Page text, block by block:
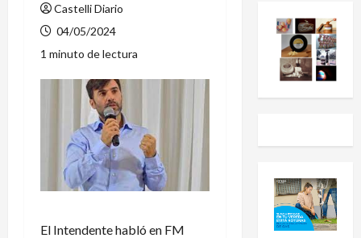
Castelli Diario
04/05/2024
1 minuto de lectura
El Intendente habló en FM